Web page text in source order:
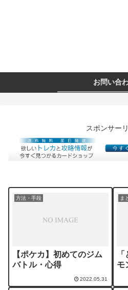
お問い合
スポンサー
方法・手段
【ポケカ】初めてのジム
バトル・心得
2022.05.31
ま
モ